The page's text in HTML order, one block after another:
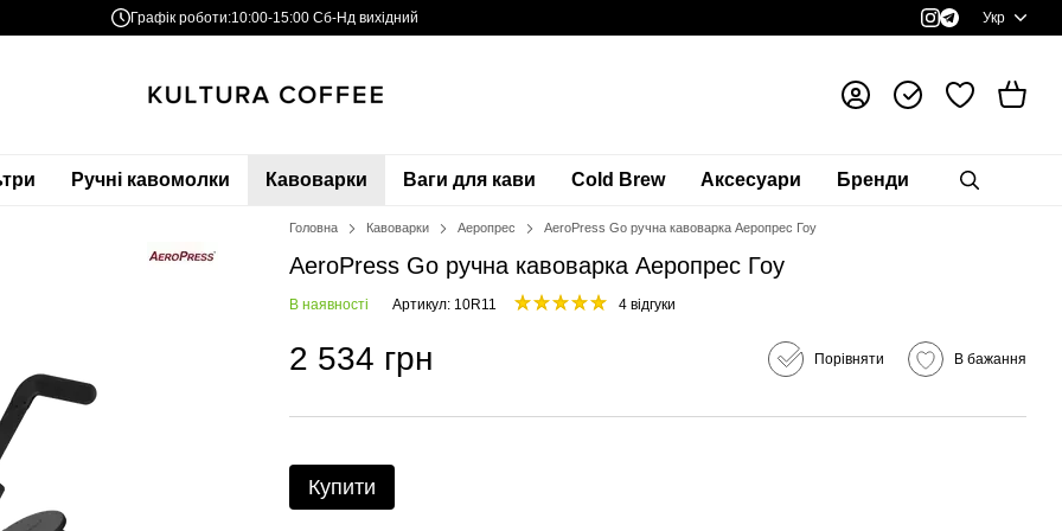
Графік роботи:10:00-15:00 Сб-Нд вихідний Укр
Ручні кавомолки Кавоварки Ваги для кави Cold Brew Аксесуари Бренди
Головна Кавоварки Аеропрес AeroPress Go ручна кавоварка Аеропрес Гоу
AeroPress Go ручна кавоварка Аеропрес Гоу
В наявності Артикул: 10R11 4 відгуки
2 534 грн Порівняти В бажання
Купити